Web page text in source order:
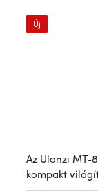
Új
Az Ulanzi MT-
kompakt